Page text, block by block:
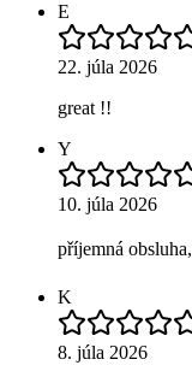
E
22. júla 2026
great !!
Y
10. júla 2026
příjemná
K
8. júla 2026